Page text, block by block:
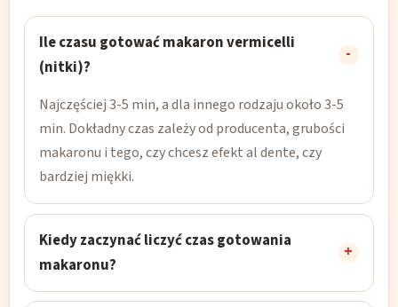
Ile czasu gotować makaron vermicelli
(nitki)?
Najczęściej 3-5 min, a dla innego rodzaju około 3-5
min. Dokładny czas zależy od producenta, grubości
makaronu i tego, czy chcesz efekt al dente, czy
bardziej miękki.
Kiedy zaczynać liczyć czas gotowania
makaronu?